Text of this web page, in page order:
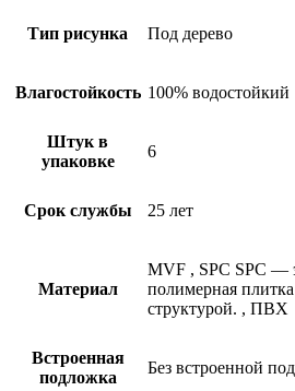
Тип рисунка Под дерево
Влагостойкость 100% водостойкий
Штук в
упаковке
6
Срок службы 25 лет
Материал
MVF , SPC SPC —
полимерная
структурой. , ПВХ
Встроенная
подложка
Без встроенной